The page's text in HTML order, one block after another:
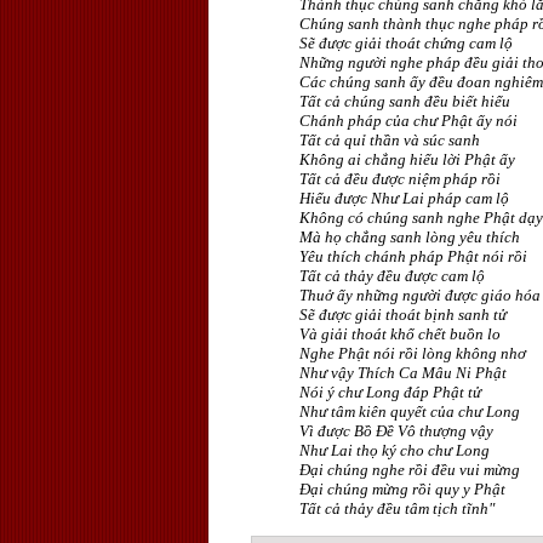
Thành thục chúng sanh chẳng khó
Chúng sanh thành thục nghe pháp
Sẽ được giải thoát chứng cam lộ
Những người nghe pháp đều giải
Các chúng sanh ấy đều đoan nghiêm
Tất cả chúng sanh đều biết hiểu
Chánh pháp của chư Phật ấy nói
Tất cả quỉ thần và súc sanh
Không ai chẳng hiểu lời Phật ấy
Tất cả đều được niệm pháp rồi
Hiểu được Như Lai pháp cam lộ
Không có chúng sanh nghe Phật dạy
Mà họ chẳng sanh lòng yêu thích
Yêu thích chánh pháp Phật nói rồi
Tất cả thảy đều được cam lộ
Thuở ấy những người được giáo hóa
Sẽ được giải thoát bịnh sanh tử
Và giải thoát khổ chết buồn lo
Nghe Phật nói rồi lòng không nhơ
Như vậy Thích Ca Mâu Ni Phật
Nói ý chư Long đáp Phật tử
Như tâm kiên quyết của chư Long
Vì được Bồ Ðề Vô thượng vậy
Như Lai thọ ký cho chư Long
Ðại chúng nghe rồi đều vui mừng
Ðại chúng mừng rồi quy y Phật
Tất cả thảy đều tâm tịch tĩnh"